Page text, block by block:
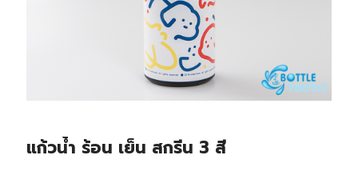
แก้วน้ำ ร้อน เย็น สกรีน 3 สี